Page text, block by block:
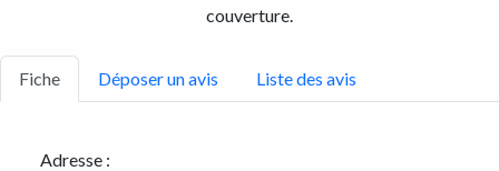
couverture.
Fiche Déposer un avis Liste des avis
Adresse :